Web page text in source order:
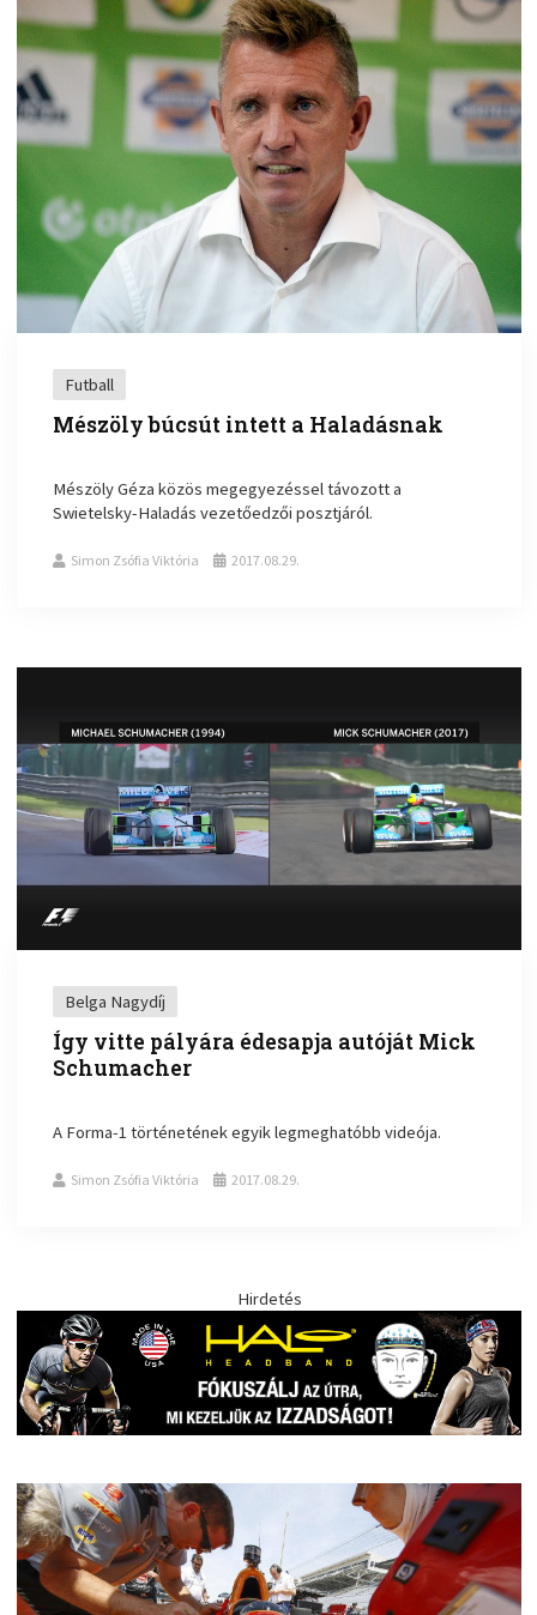
Futball
Mészöly búcsút intett a Haladásnak
Mészöly Géza közös megegyezéssel távozott a
Swietelsky-Haladás vezetőedzői posztjáról.
Simon Zsófia Viktória 2017.08.29.
Belga Nagydíj
Így vitte pályára édesapja autóját Mick
Schumacher
A Forma-1 történetének egyik legmeghatóbb videója.
Simon Zsófia Viktória 2017.08.29.
Hirdetés